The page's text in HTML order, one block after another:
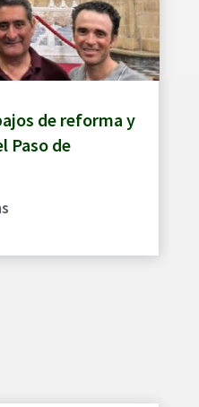
de reforma y
Paso de